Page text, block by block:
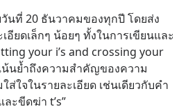
นที่ 20 ธันวาคมของทุกปี โดยส่ง
อียดเล็กๆ น้อยๆ ทั้งในการเขียนและ
your i’s and crossing your
น้นย้ำถึงความสำคัญของความ
ส่ใจในรายละเอียด เช่นเดียวกับคำ
ะขีดฆ่า t’s”